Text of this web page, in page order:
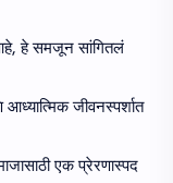
हे समजून सांगितलं
जीवनस्पर्शात
एक प्रेरणास्पद